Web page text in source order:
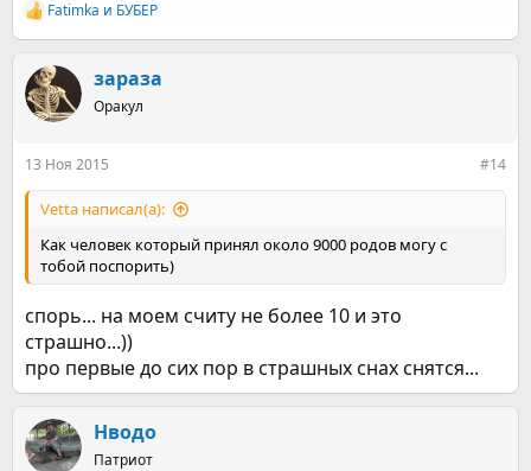
Р
е
к
ц
и
Fatimka и БУБЕР
зараза
Оракул
13 Ноя 2015 #14
Vetta написал(а):
Как человек который принял около 9000 родов могу с
тобой поспорить)
спорь... на моем считу не более 10 и это
страшно...))
про первые до сих пор в страшных снах снятся...
Нводо
Патриот